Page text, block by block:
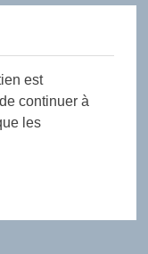
est
continuer à
les